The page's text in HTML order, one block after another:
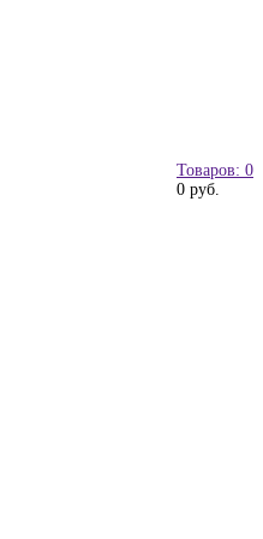
Товаров: 0
0 руб.